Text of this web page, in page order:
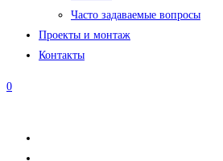
Часто задаваемые вопросы
Проекты и монтаж
Контакты
0